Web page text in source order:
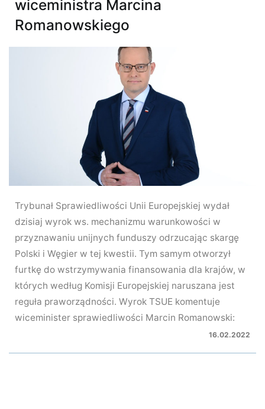
wiceministra Marcina
Romanowskiego
Trybunał Sprawiedliwości Unii Europejskiej wydał
dzisiaj wyrok ws. mechanizmu warunkowości w
przyznawaniu unijnych funduszy odrzucając skargę
Polski i Węgier w tej kwestii. Tym samym otworzył
furtkę do wstrzymywania finansowania dla krajów, w
których według Komisji Europejskiej naruszana jest
reguła praworządności. Wyrok TSUE komentuje
wiceminister sprawiedliwości Marcin Romanowski:
16.02.2022